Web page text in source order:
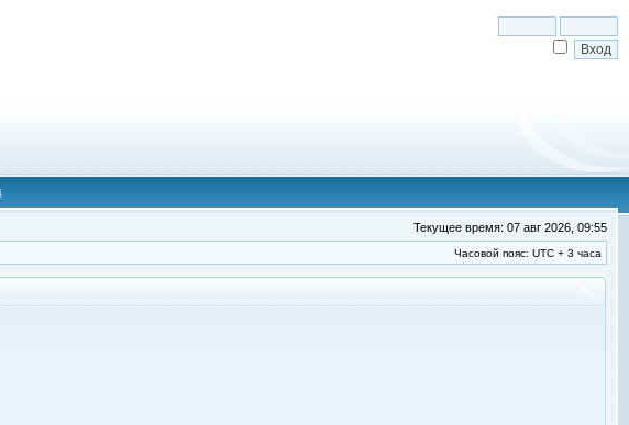
Текущее время: 07 авг 2026, 09:55
Часовой пояс: UTC + 3 часа